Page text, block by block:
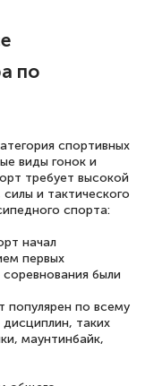
по
спортивных
виды гонок и
требует высокой
и тактического
спорта:
начал
первых
были
популярен по всему
таких
маунтинбайк,